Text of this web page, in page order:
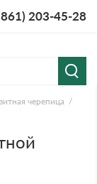
203-45-28
черепица